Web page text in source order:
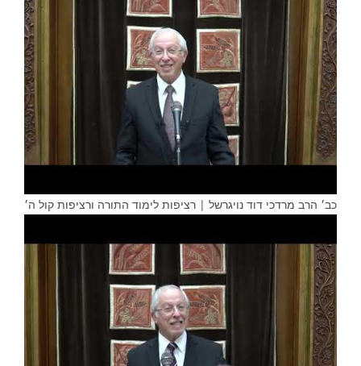
כב׳ הרב מרדכי דוד נויגרשל | רציפות לימוד התורה ורציפות קול ה׳